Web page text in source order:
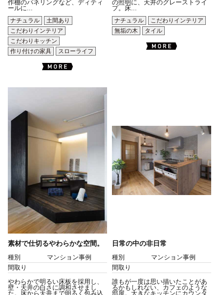
作棚のパネリングなど、ディティ
ールに...
ナチュラル
土間あり
こだわりインテリア
こだわりキッチン
作り付けの家具
スローライフ
の照明に、天井のグレーストライ
プ。床...
ナチュラル
こだわりインテリア
無垢の木
タイル
素材で仕切るやわらかな空間。
種別
マンション事例
間取り
やわらかで明るい床板を採用し、
壁・天井の白さに調和させまし
た。床から天井まで明るく包み込
日常の中の非日常
種別
マンション事例
間取り
誰もが一度は思い描いたことがあ
るかもしれない、カフェのような
部屋。大きなキッチンにカウンタ